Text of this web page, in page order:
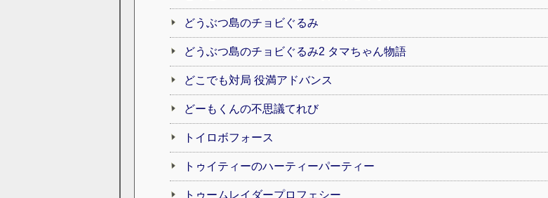
どうぶつ島のチョビぐるみ
どうぶつ島のチョビぐるみ2 タマちゃん物語
どこでも対局 役満アドバンス
どーもくんの不思議てれび
トイロボフォース
トゥイティーのハーティーパーティー
トゥームレイダープロフェシー